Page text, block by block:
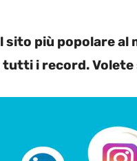
più popolare al
i record. Volete